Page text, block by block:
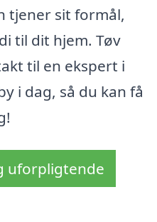
tjener sit formål,
til dit hjem. Tøv
til en ekspert i
i dag, så du kan få
uforpligtende